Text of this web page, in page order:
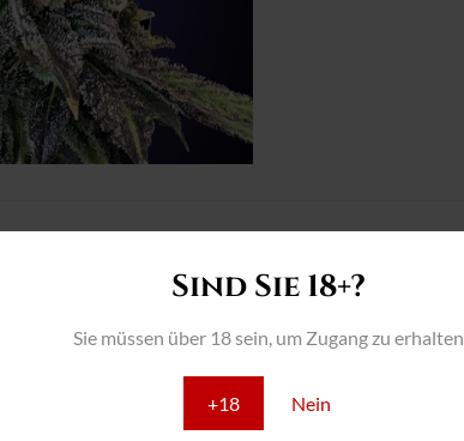
Sind Sie 18+?
Sie müssen über 18 sein, um Zugang zu erhalten
+18 Nein
- Ausbeute: 650 - 700 g/m2